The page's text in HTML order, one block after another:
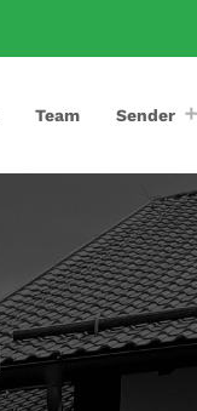
Team Sender